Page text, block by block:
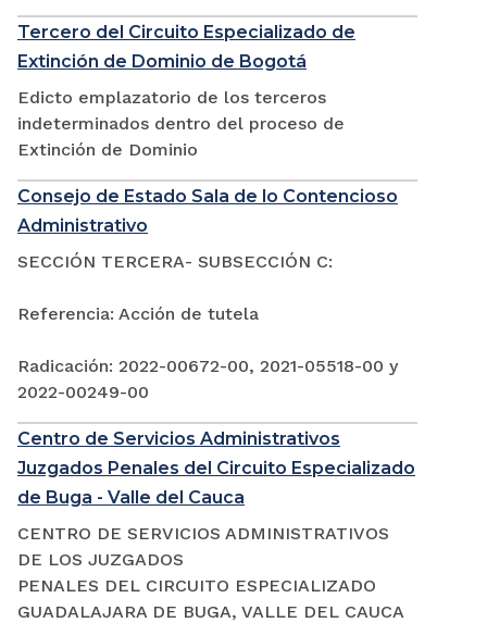
Tercero del Circuito Especializado de
Extinción de Dominio de Bogotá
Edicto emplazatorio de los terceros
indeterminados dentro del proceso de
Extinción de Dominio
Consejo de Estado Sala de lo Contencioso
Administrativo
SECCIÓN TERCERA- SUBSECCIÓN C:
Referencia: Acción de tutela
Radicación: 2022-00672-00, 2021-05518-00 y
2022-00249-00
Centro de Servicios Administrativos
Juzgados Penales del Circuito Especializado
de Buga - Valle del Cauca
CENTRO DE SERVICIOS ADMINISTRATIVOS
DE LOS JUZGADOS
PENALES DEL CIRCUITO ESPECIALIZADO
GUADALAJARA DE BUGA, VALLE DEL CAUCA